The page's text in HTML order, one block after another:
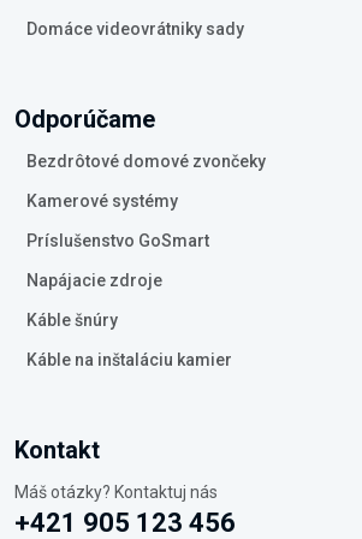
Domáce videovrátniky sady
Odporúčame
Bezdrôtové domové zvončeky
Kamerové systémy
Príslušenstvo GoSmart
Napájacie zdroje
Káble šnúry
Káble na inštaláciu kamier
Kontakt
Máš otázky? Kontaktuj nás
+421 905 123 456